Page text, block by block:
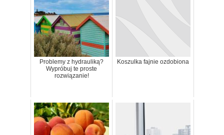
Problemy z hydrauliką?
Wypróbuj te proste
rozwiązanie!
Koszulka fajnie ozdobiona